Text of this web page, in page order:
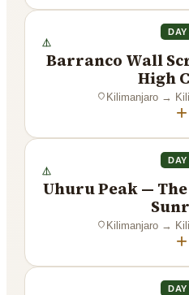
DAY
Barranco Wall
High
Kilimanjaro →
+
DAY
Uhuru Peak —
Kilimanjaro →
+
DAY